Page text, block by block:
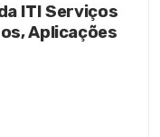
ITI Serviços
Aplicações